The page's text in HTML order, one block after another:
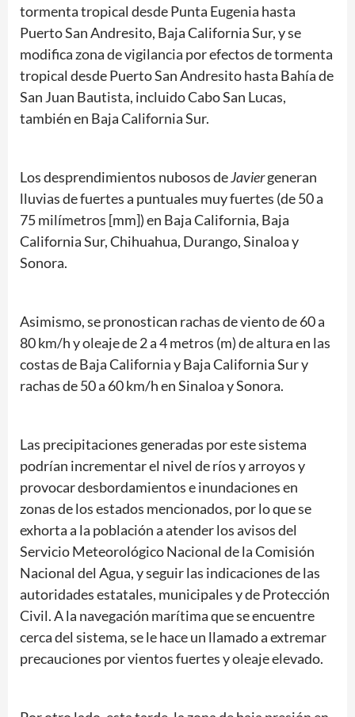
tormenta tropical desde Punta Eugenia hasta
Puerto San Andresito, Baja California Sur, y se
modifica zona de vigilancia por efectos de tormenta
tropical desde Puerto San Andresito hasta Bahía de
San Juan Bautista, incluido Cabo San Lucas,
también en Baja California Sur.
Los desprendimientos nubosos deJaviergeneran
lluvias de fuertes a puntuales muy fuertes (de 50 a
75 milímetros [mm]) en Baja California, Baja
California Sur, Chihuahua, Durango, Sinaloa y
Sonora.
Asimismo, se pronostican rachas de viento de 60 a
80 km/h y oleaje de 2 a 4 metros (m) de altura en las
costas de Baja California y Baja California Sur y
rachas de 50 a 60 km/h en Sinaloa y Sonora.
Las precipitaciones generadas por este sistema
podrían incrementar el nivel de ríos y arroyos y
provocar desbordamientos e inundaciones en
zonas de los estados mencionados, por lo que se
exhorta a la población a atender los avisos del
Servicio Meteorológico Nacional de la Comisión
Nacional del Agua, y seguir las indicaciones de las
autoridades estatales, municipales y de Protección
Civil. A la navegación marítima que se encuentre
cerca del sistema, se le hace un llamado a extremar
precauciones por vientos fuertes y oleaje elevado.